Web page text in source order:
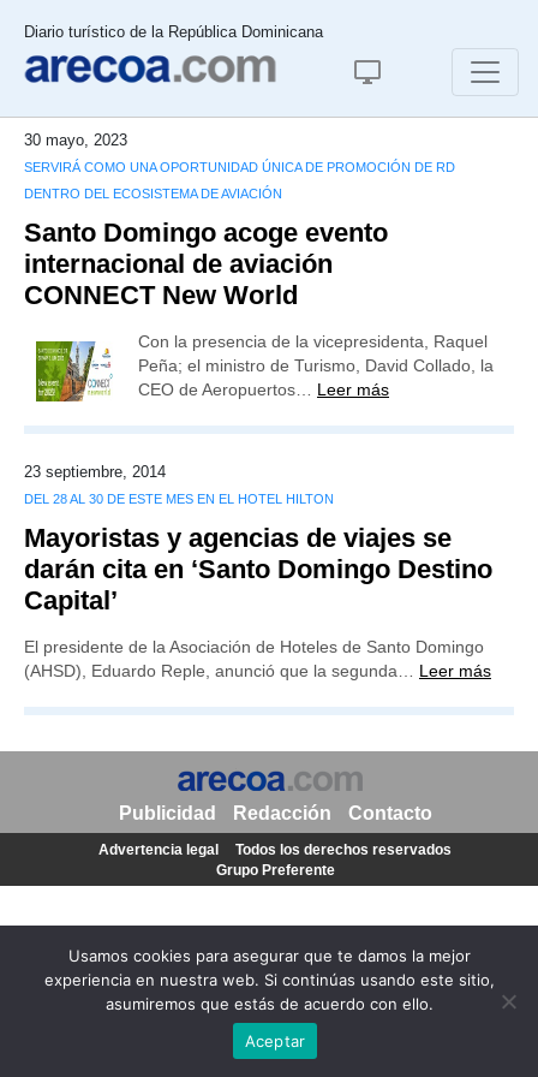
Diario turístico de la República Dominicana
30 mayo, 2023
SERVIRÁ COMO UNA OPORTUNIDAD ÚNICA DE PROMOCIÓN DE RD
DENTRO DEL ECOSISTEMA DE AVIACIÓN
Santo Domingo acoge evento
internacional de aviación
CONNECT New World
Con la presencia de la vicepresidenta, Raquel
Peña; el ministro de Turismo, David Collado, la
CEO de Aeropuertos… Leer más
23 septiembre, 2014
DEL 28 AL 30 DE ESTE MES EN EL HOTEL HILTON
Mayoristas y agencias de viajes se
darán cita en ‘Santo Domingo Destino
Capital’
El presidente de la Asociación de Hoteles de Santo Domingo
(AHSD), Eduardo Reple, anunció que la segunda… Leer más
Usamos cookies para asegurar que te damos la mejor
experiencia en nuestra web. Si continúas usando este sitio,
asumiremos que estás de acuerdo con ello.
Aceptar
Publicidad Redacción Contacto
Advertencia legal
Todos los derechos reservados
Grupo Preferente